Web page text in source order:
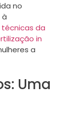
no
técnicas da
in
a
Uma